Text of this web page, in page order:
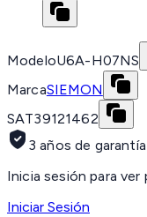
ModeloU6A-H07NS
MarcaSIEMON
SAT39121462
3 años de garantía
Inicia sesión para ver
Iniciar Sesión